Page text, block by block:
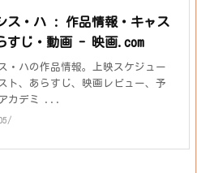
ス・ハ : 作品情報・キャス
すじ・動画 - 映画.com
・ハの作品情報。上映スケジュー
ト、あらすじ、映画レビュー、予
カデミ ...